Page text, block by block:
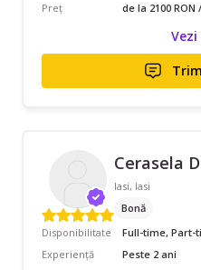
Preț
de la 2100 RON
Cerasela D
Iasi, Iasi
Bonă
Disponibilitate
Full-time, Part-
Experiență
Peste 2 ani